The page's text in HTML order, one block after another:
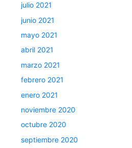
julio 2021
junio 2021
mayo 2021
abril 2021
marzo 2021
febrero 2021
enero 2021
noviembre 2020
octubre 2020
septiembre 2020